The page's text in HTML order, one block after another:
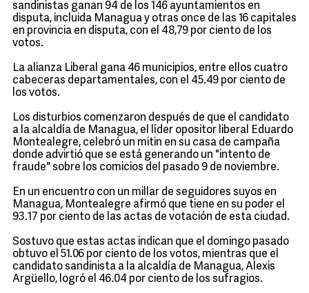
sandinistas ganan 94 de los 146 ayuntamientos en
disputa, incluida Managua y otras once de las 16 capitales
en provincia en disputa, con el 48,79 por ciento de los
votos.
La alianza Liberal gana 46 municipios, entre ellos cuatro
cabeceras departamentales, con el 45.49 por ciento de
los votos.
Los disturbios comenzaron después de que el candidato
a la alcaldía de Managua, el líder opositor liberal Eduardo
Montealegre, celebró un mitin en su casa de campaña
donde advirtió que se está generando un "intento de
fraude" sobre los comicios del pasado 9 de noviembre.
En un encuentro con un millar de seguidores suyos en
Managua, Montealegre afirmó que tiene en su poder el
93.17 por ciento de las actas de votación de esta ciudad.
Sostuvo que estas actas indican que el domingo pasado
obtuvo el 51.06 por ciento de los votos, mientras que el
candidato sandinista a la alcaldía de Managua, Alexis
Argüello, logró el 46.04 por ciento de los sufragios.